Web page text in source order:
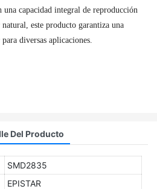
capacidad integral de reproducción
este producto garantiza una
diversas aplicaciones.
Del Producto
SMD2835
EPISTAR